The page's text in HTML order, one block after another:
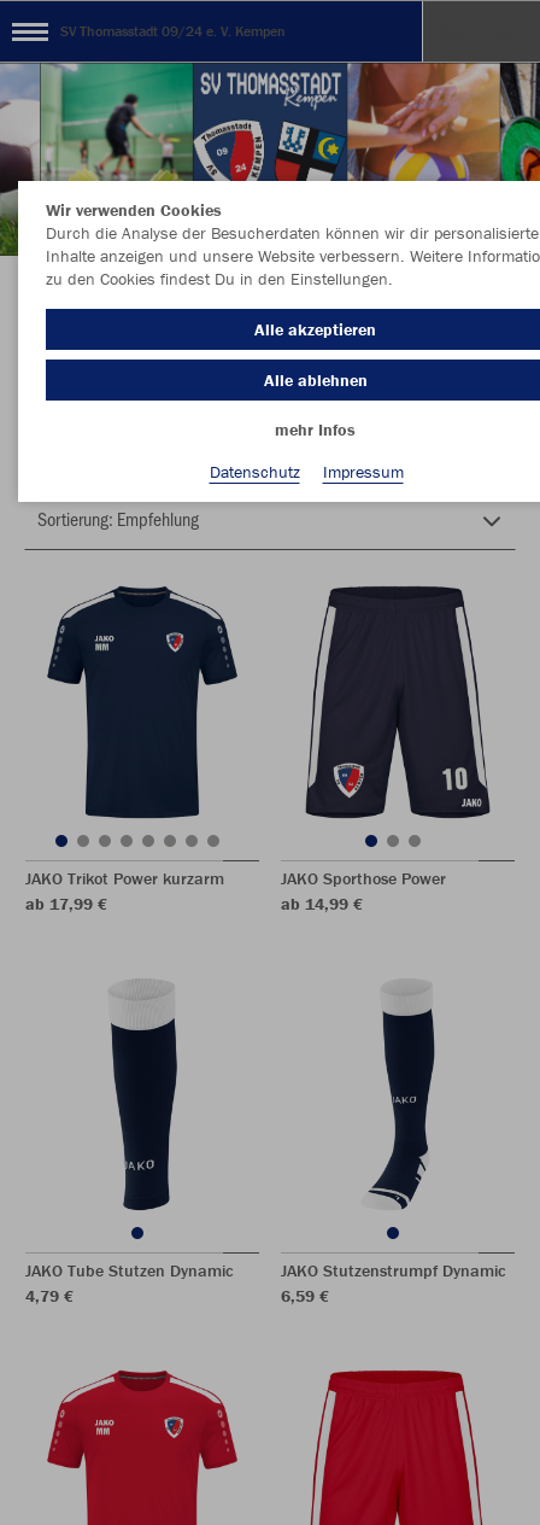
SV Thomasstadt 09/24 e. V. Kempen
SVT-JAKO-SHOP
Farbe
JAKO Trikot Power kurzarm
ab 17,99 €
JAKO Sporthose Power
ab 14,99 €
JAKO Tube Stutzen Dynamic
4,79 €
JAKO Stutzenstrumpf Dynamic
6,59 €
Wir verwenden Cookies
Durch die Analyse der Besucherdaten können wir dir personalisierte
Inhalte anzeigen und unsere Website verbessern. Weitere
zu den Cookies findest Du in den Einstellungen.
Alle akzeptieren
Alle ablehnen
mehr Infos
Datenschutz
Impressum